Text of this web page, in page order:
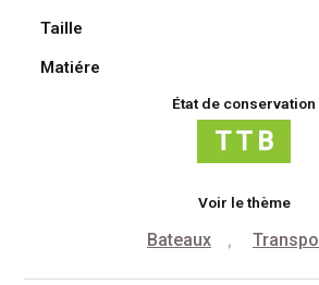
Taille
Matiére
État de conservation
Voir le thème
Bateaux ,